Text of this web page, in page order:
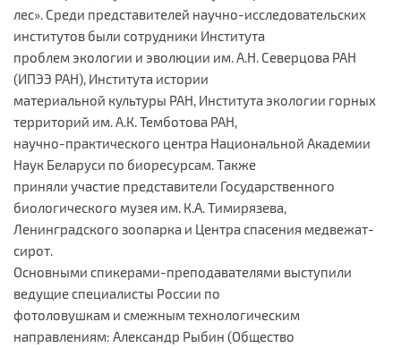
лес». Среди представителей научно-исследовательских
институтов были сотрудники Института
проблем экологии и эволюции им. А.Н. Северцова РАН
(ИПЭЭ РАН), Института истории
материальной культуры РАН, Института экологии горных
территорий им. А.К. Темботова РАН,
научно-практического центра Национальной Академии
Наук Беларуси по биоресурсам. Также
приняли участие представители Государственного
биологического музея им. К.А. Тимирязева,
Ленинградского зоопарка и Центра спасения медвежат-
сирот.
Основными спикерами-преподавателями выступили
ведущие специалисты России по
фотоловушкам и смежным технологическим
направлениям: Александр Рыбин (Общество